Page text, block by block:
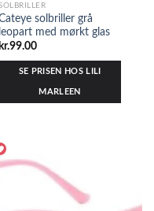
solbriller grå
leopart med mørkt glas
kr.99.00
SE PRISEN HOS LILI
MARLEEN